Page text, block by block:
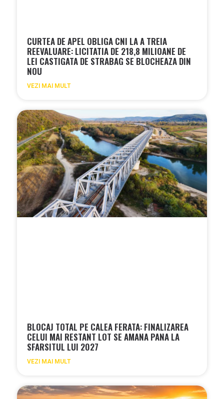
CURTEA DE APEL OBLIGA CNI LA A TREIA
REEVALUARE: LICITATIA DE 218,8 MILIOANE DE
LEI CASTIGATA DE STRABAG SE BLOCHEAZA DIN
NOU
VEZI MAI MULT
BLOCAJ TOTAL PE CALEA FERATA: FINALIZAREA
CELUI MAI RESTANT LOT SE AMANA PANA LA
SFARSITUL LUI 2027
VEZI MAI MULT